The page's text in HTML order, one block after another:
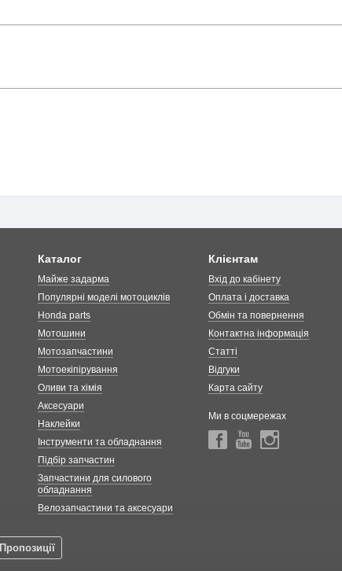
Каталог
Майже задарма
Популярні моделі мотоциклів
Honda parts
Мотошини
Мотозапчастини
Мотоекіпірування
Оливи та хімія
Аксесуари
Наклейки
Інструменти та обладнання
Підбір запчастин
Запчастини для силового
обладнання
Велозапчастини та аксесуари
Клієнтам
Вхід до кабінету
Оплата і доставка
Обмін та повернення
Контактна інформація
Статті
Відгуки
Карта сайту
Ми в соцмережах
Пропозиції